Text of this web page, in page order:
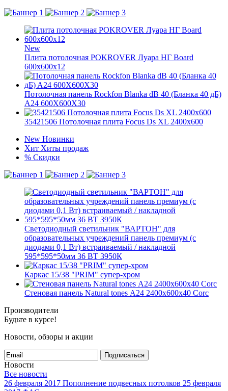
New
Плита потолочная POKROVER Луара НГ Board
600х600х12
Потолочная панель Rockfon Blanka dB 40 (Бланка 40 дБ)
A24 600X600X30
35421506 Потолочная плита Focus Ds XL 2400x600
New Новинки
Хит Хиты продаж
% Скидки
Светодиодный светильник "ВАРТОН" для
образовательных учреждений панель премиум (с
диодами 0,1 Вт) встраиваемый / накладной
595*595*50мм 36 ВТ 3950К
Каркас 15/38 "PRIM" супер-хром
Стеновая панель Natural tones А24 2400x600x40 Corc
Производители
Будьте в курсе!
Новости, обзоры и акции
Подписаться
Новости
Все новости
26 февраля 2017 Пополнение подвесных потолков 25 февраля